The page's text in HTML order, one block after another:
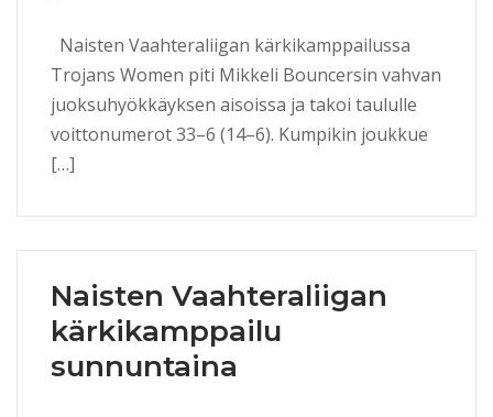
Naisten Vaahteraliigan kärkikamppailussa
Trojans Women piti Mikkeli Bouncersin vahvan
juoksuhyökkäyksen aisoissa ja takoi taululle
voittonumerot 33–6 (14–6). Kumpikin joukkue
[…]
Naisten Vaahteraliigan
kärkikamppailu
sunnuntaina